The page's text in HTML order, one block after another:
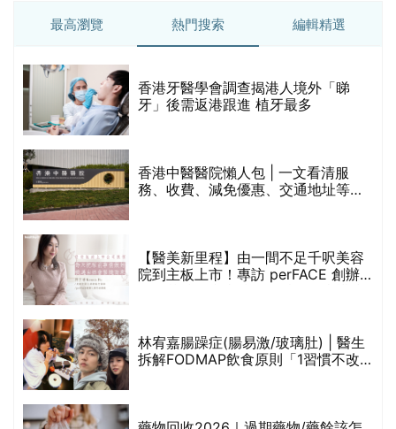
最高瀏覽 熱門搜索 編輯精選
香港牙醫學會調查揭港人境外「睇
牙」後需返港跟進 植牙最多
香港中醫醫院懶人包 | 一文看清服
務、收費、減免優惠、交通地址等
【醫美新里程】由一間不足千呎美容
院到主板上市！專訪 perFACE 創辦
林宥嘉腸躁症(腸易激/玻璃肚) | 醫生
拆解FODMAP飲食原則「1習慣不改